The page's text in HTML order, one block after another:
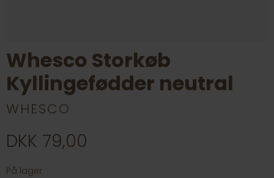
Whesco Storkøb
Kyllingefødder neutral
WHESCO
DKK 79,00
På lager